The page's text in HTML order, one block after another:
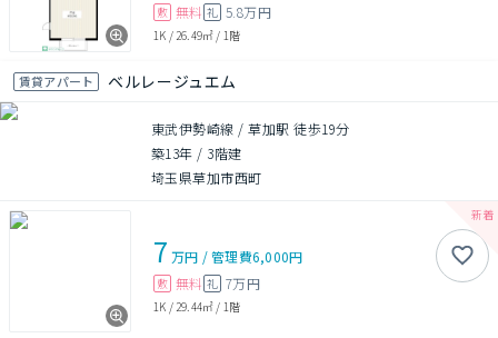
敷 無料 礼 5.8万円
1K /26.49㎡ / 1階
賃貸アパート ベルレージュエム
東武伊勢崎線 / 草加駅 徒歩19分
築13年 / 3階建
埼玉県草加市西町
7 万円 /管理費6,000円
敷 無料 礼 7万円
1K / 29.44㎡ / 1階